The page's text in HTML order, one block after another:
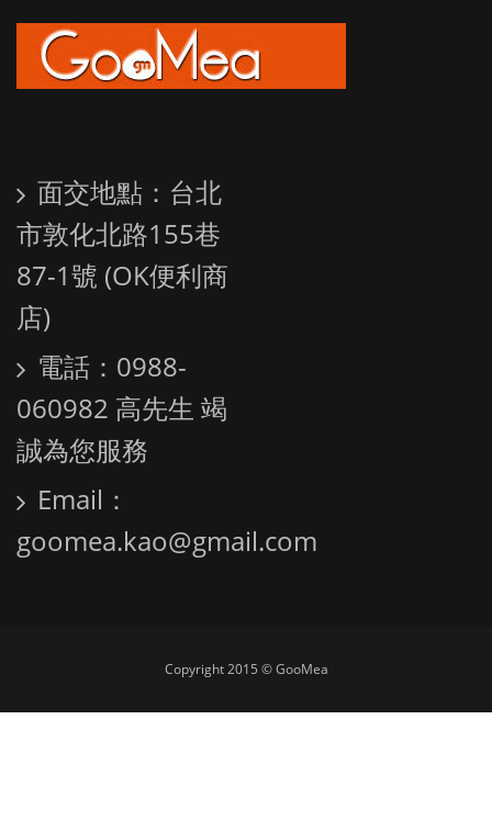
面交地點：台北
市敦化北路155巷
87-1號 (OK便利商
店)
電話：0988-
060982 高先生 竭
誠為您服務
Email：
goomea.kao@gmail.com
Copyright 2015 © GooMea